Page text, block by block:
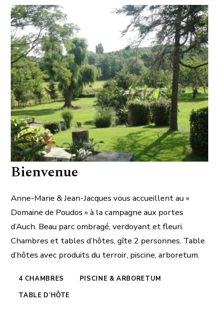
Bienvenue
Anne-Marie & Jean-Jacques vous accueillent au «
Domaine de Poudos » à la campagne aux portes
d’Auch. Beau parc ombragé, verdoyant et fleuri.
Chambres et tables d’hôtes, gîte 2 personnes. Table
d’hôtes avec produits du terroir, piscine, arboretum.
4 CHAMBRES
PISCINE & ARBORETUM
TABLE D’HÔTE